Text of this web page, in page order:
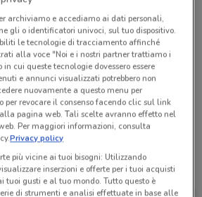
/ 19:30
/ 19:30
/ 19:30
/ 19:30
/ 19:30
/ 19:30
- Gruppo Rosati - Progresso
di questo negozio
archiviamo e accediamo ai dati personali,
gli o identificatori univoci, sul tuo dispositivo.
le tecnologie di tracciamento affinché
alla voce "Noi e i nostri partner trattiamo i
cui queste tecnologie dovessero essere
e annunci visualizzati potrebbero non
nuovamente a questo menu per
per revocare il consenso facendo clic sul link
pagina web. Tali scelte avranno effetto nel
Per maggiori informazioni, consulta
Privacy policy
più vicine ai tuoi bisogni: Utilizzando
inserzioni e offerte per i tuoi acquisti
tuoi gusti e al tuo mondo. Tutto questo è
di strumenti e analisi effettuate in base alle